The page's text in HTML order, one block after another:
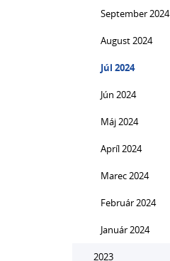
September 2024
August 2024
Júl 2024
Jún 2024
Máj 2024
Apríl 2024
Marec 2024
Február 2024
Január 2024
2023